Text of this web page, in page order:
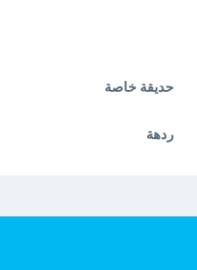
حديقة خاصة
ردهة